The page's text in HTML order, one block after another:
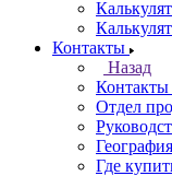
Контакты
Назад
Контакты
Отдел
Где